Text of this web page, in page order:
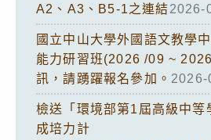
A2、A3、B5-1之連結2026-
國立中山大學外國語文教學
能力研習班(2026 /09 ~
訊，請踴躍報名參加。 2026-
檢送「環境部第1屆高級中等
成培力計